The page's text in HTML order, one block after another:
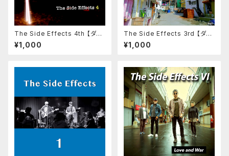
The Side Effects 4th 【ダウ
ンロード版】
¥1,000
The Side Effects 3rd 【ダウ
ンロード版】
¥1,000